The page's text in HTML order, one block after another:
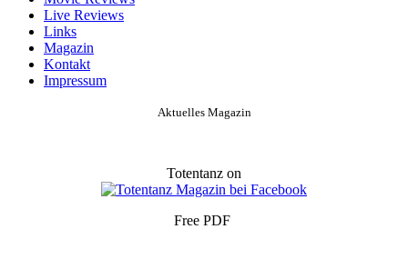
Live Reviews
Links
Magazin
Kontakt
Impressum
Aktuelles Magazin
Totentanz on
Free PDF